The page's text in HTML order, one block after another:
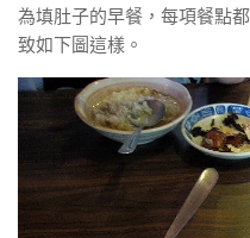
為填肚子的早餐，每項餐點
致如下圖這樣。